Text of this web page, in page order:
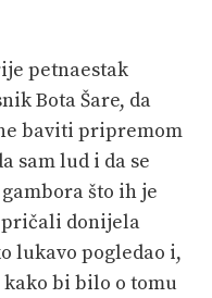
petnaestak
Bota Šare, da
baviti pripremom
sam lud i da se
što ih je
pričali donijela
lukavo pogledao i,
bi bilo o tomu